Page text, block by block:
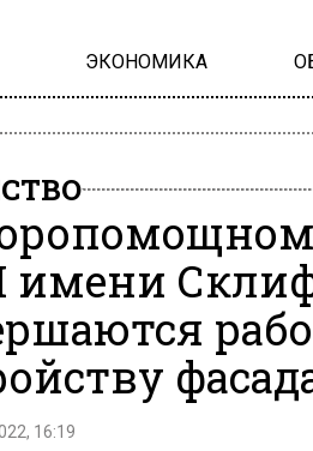
ЭКОНОМИКА
16:19